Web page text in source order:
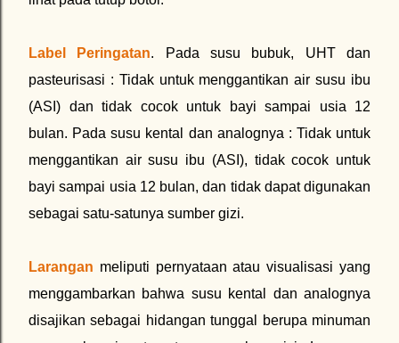
Label Peringatan. Pada susu bubuk, UHT dan
pasteurisasi : Tidak untuk menggantikan air susu ibu
(ASI) dan tidak cocok untuk bayi sampai usia 12
bulan. Pada susu kental dan analognya : Tidak untuk
menggantikan air susu ibu (ASI), tidak cocok untuk
bayi sampai usia 12 bulan, dan tidak dapat digunakan
sebagai satu-satunya sumber gizi.
Larangan meliputi pernyataan atau visualisasi yang
menggambarkan bahwa susu kental dan analognya
disajikan sebagai hidangan tunggal berupa minuman